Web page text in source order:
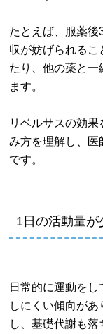
たとえば、服薬後
収が妨げられる
たり、他の薬と一
ます。
リベルサスの効
み方を理解し、医
です。
1日の活動量が
日常的に運動を
しにくい傾向が
し、基礎代謝も